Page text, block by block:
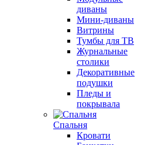
диваны
Мини-диваны
Витрины
Тумбы для ТВ
Журнальные
столики
Декоративные
подушки
Пледы и
покрывала
Спальня
Кровати